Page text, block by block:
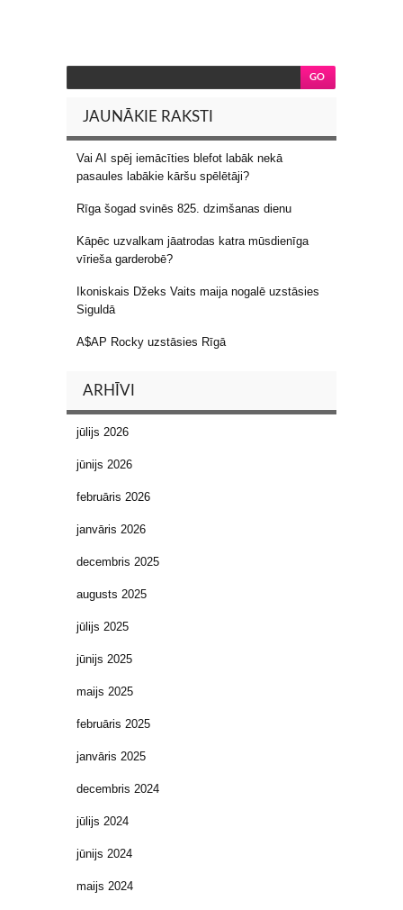
JAUNĀKIE RAKSTI
Vai AI spēj iemācīties blefot labāk nekā
pasaules labākie kāršu spēlētāji?
Rīga šogad svinēs 825. dzimšanas dienu
Kāpēc uzvalkam jāatrodas katra mūsdienīga
vīrieša garderobē?
Ikoniskais Džeks Vaits maija nogalē uzstāsies
Siguldā
A$AP Rocky uzstāsies Rīgā
ARHĪVI
jūlijs 2026
jūnijs 2026
februāris 2026
janvāris 2026
decembris 2025
augusts 2025
jūlijs 2025
jūnijs 2025
maijs 2025
februāris 2025
janvāris 2025
decembris 2024
jūlijs 2024
jūnijs 2024
maijs 2024